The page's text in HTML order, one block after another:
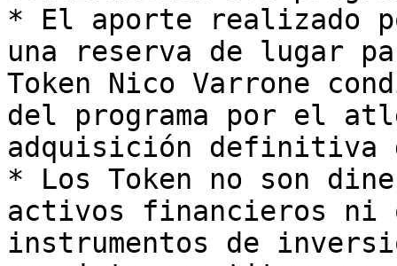
* El aporte realizado
una reserva de lugar
Token Nico Varrone
del programa por el
adquisición definitiva
* Los Token no son
activos financieros ni
instrumentos de